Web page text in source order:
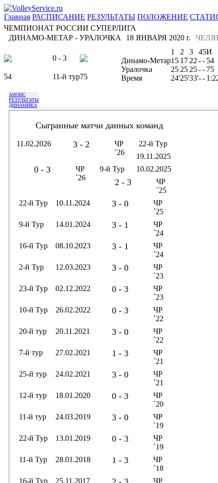
Главная РАСПИСАНИЕ РЕЗУЛЬТАТЫ ПОЛОЖЕНИЕ
ЧЕМПИОНАТ РОССИИ СУПЕРЛИГА
ДИНАМО-МЕТАР - УРАЛОЧКА
18 ЯНВАРЯ 2020 г.
0 - 3
54 11-й тур75
1 2 3 45И
Динамо-Метар15 17 22 -- 54
Уралочка
25 25 25-- 75
Время
24'25'33'--
АНОНС
РЕЗУЛЬТАТЫ
ДИНАМИКА
Сыгранные матчи данных команд
11.02.2026 3 - 2
ЧР
`26
22-й Тур
19.11.2025
0 - 3
ЧР
`26
9-й Тур 10.02.2025
2 - 3
ЧР
`25
22-й Тур
10.11.2024 3 - 0
ЧР
`25
9-й Тур
14.01.2024 3 - 1
ЧР
`24
16-й Тур
08.10.2023 3 - 1
ЧР
`24
2-й Тур
12.03.2023 3 - 0
ЧР
`23
23-й Тур
02.12.2022 0 - 3
ЧР
`23
10-й Тур
26.02.2022 0 - 3
ЧР
`22
20-й тур
20.11.2021 3 - 0
ЧР
`22
7-й тур
27.02.2021 1 - 3
ЧР
`21
25-й тур
24.02.2021 3 - 0
ЧР
`21
12-й тур
18.01.2020 0 - 3
ЧР
`20
11-й тур
24.03.2019 3 - 0
ЧР
`19
22-й Тур
13.01.2019 0 - 3
ЧР
`19
11-й Тур
28.01.2018 1 - 3
ЧР
`18
16-й Тур
25.11.2017
ЧР